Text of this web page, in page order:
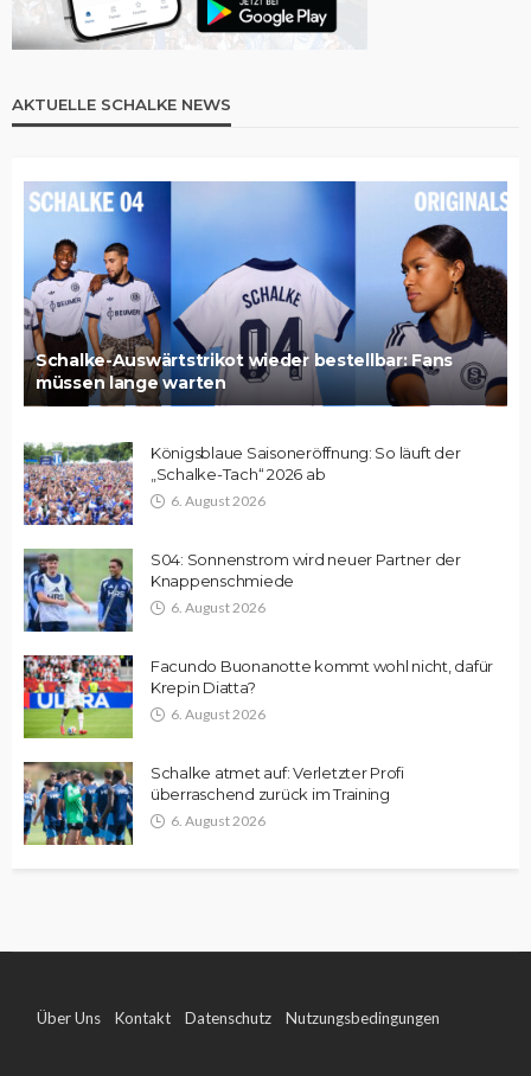
AKTUELLE SCHALKE NEWS
Schalke-Auswärtstrikot wieder bestellbar: Fans
müssen lange warten
Königsblaue Saisoneröffnung: So läuft der
„Schalke-Tach“ 2026 ab
6. August 2026
S04: Sonnenstrom wird neuer Partner der
Knappenschmiede
6. August 2026
Facundo Buonanotte kommt wohl nicht, dafür
Krepin Diatta?
6. August 2026
Schalke atmet auf: Verletzter Profi
überraschend zurück im Training
6. August 2026
Über Uns Kontakt Datenschutz Nutzungsbedingungen